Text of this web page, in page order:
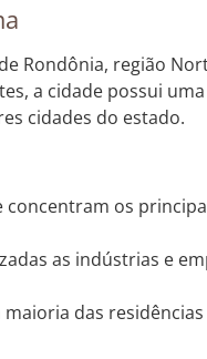
Rondônia, região
a cidade possui
cidades do estado.
os
as indústrias e
maioria das